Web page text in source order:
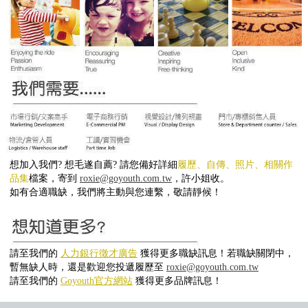
想加入我們? 想毛遂自薦? 請您備好詳細履歷、自傳、照片、相關作
品集檔案，寄到 roxie@goyouth.com.tw，許小姐收。
如有合適職缺，我們將主動與您連繫，敬請靜候！
請至我們的 人力銀行徵才廣告獲得更多職缺訊息！若職缺關閉中，
暫無缺人時，還是歡迎您投遞履歷至 roxie@goyouth.com.tw
請至我們的 Goyouth官方網站獲得更多品牌訊息！